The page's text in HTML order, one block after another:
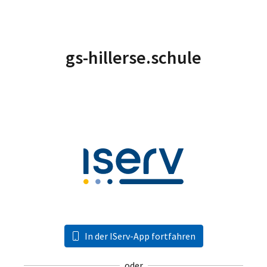
gs-hillerse.schule
In der IServ-App fortfahren